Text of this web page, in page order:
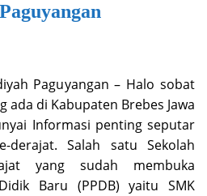
Paguyangan – Halo sobat
ada di Kabupaten Brebes Jawa
Informasi penting seputar
derajat. Salah satu Sekolah
yang sudah membuka
Baru (PPDB) yaitu SMK